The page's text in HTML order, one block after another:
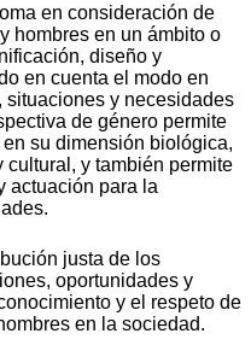
en consideración de
hombres en un ámbito o
diseño y
en cuenta el modo en
y necesidades
de género permite
su dimensión biológica,
y también permite
actuación para la
justa de los
oportunidades y
y el respeto de
en la sociedad.